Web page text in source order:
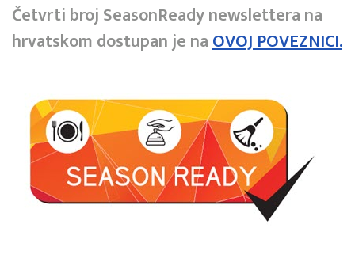
Četvrti broj SeasonReady newslettera na
hrvatskom dostupan je naOVOJ POVEZNICI.